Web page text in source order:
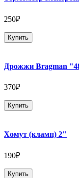
250₽
Купить
Дрожжи Bragman
370₽
Купить
Хомут (кламп) 2"
190₽
Купить